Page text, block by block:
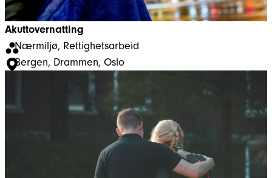
Akuttovernatting
Nærmiljø, Rettighetsarbeid
Bergen, Drammen, Oslo